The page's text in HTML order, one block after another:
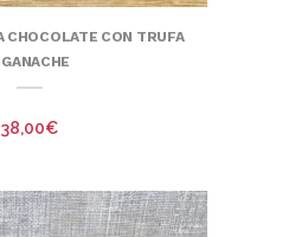
CHOCOLATE CON TRUFA
38,00€